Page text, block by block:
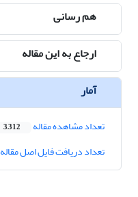
هم رسانی
ارجاع به این مقاله
آمار
تعداد مشاهده مقاله 3,312
تعداد دریافت فایل اصل مقاله